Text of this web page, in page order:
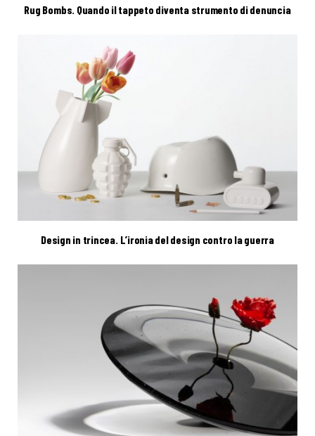
Rug Bombs. Quando il tappeto diventa strumento di denuncia
Design in trincea. L’ironia del design contro la guerra